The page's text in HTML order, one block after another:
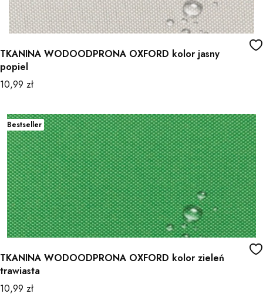
TKANINA WODOODPRONA OXFORD kolor jasny
popiel
Cena
10,99 zł
Bestseller
TKANINA WODOODPRONA OXFORD kolor zieleń
trawiasta
Cena
10,99 zł